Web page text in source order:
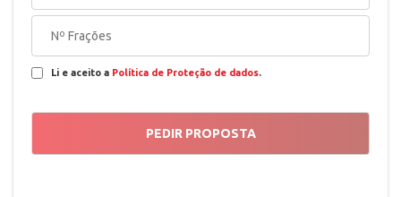
Li e aceito a Política de Proteção de dados.